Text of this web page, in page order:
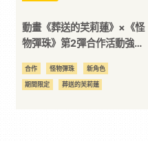
動畫《葬送的芙莉蓮》×《怪
物彈珠》第2彈合作活動強勢
「修塔爾克」獸神化・改解
禁！
合作 怪物彈珠 新角色
期間限定 葬送的芙莉蓮